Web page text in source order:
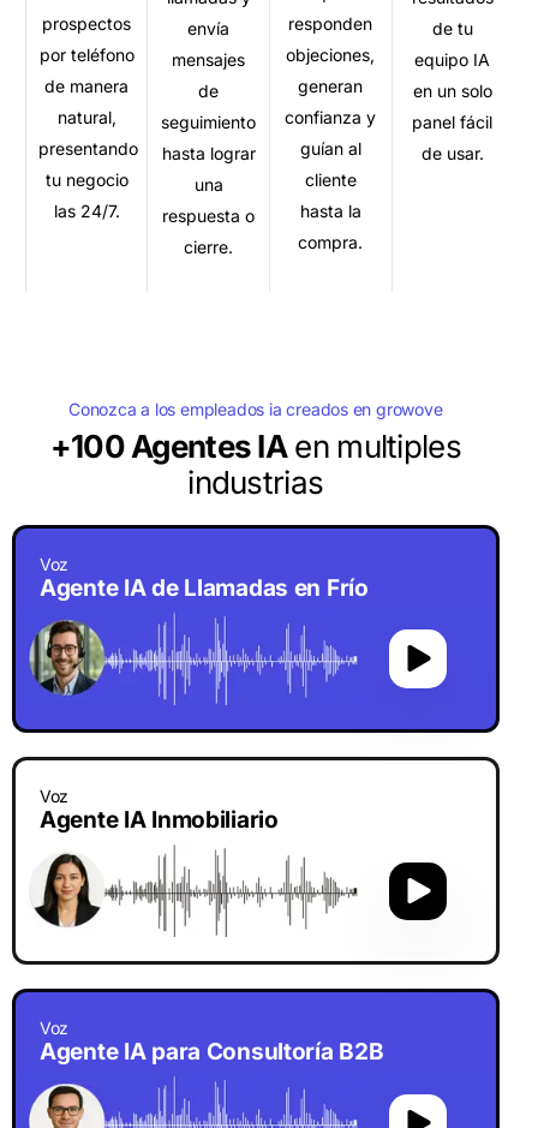
prospectos
por teléfono
de manera
natural,
presentando
tu negocio
las 24/7.
envía
mensajes
de
seguimiento
hasta lograr
una
respuesta o
cierre.
responden
objeciones,
generan
confianza y
guían al
cliente
hasta la
compra.
de tu
equipo IA
en un solo
panel fácil
de usar.
Conozca a los empleados ia creados en growove
+100 Agentes IAen multiples
industrias
Voz
Agente IA de Llamadas en Frío
Voz
Agente IA Inmobiliario
Voz
Agente IA para Consultoría B2B